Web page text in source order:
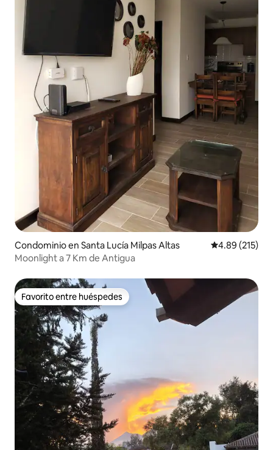
Condominio en Santa Lucía Milpas Altas Calificación
4.89 (215)
Moonlight a 7 Km de Antigua
Favorito entre huéspedes
Favorito entre huéspedes